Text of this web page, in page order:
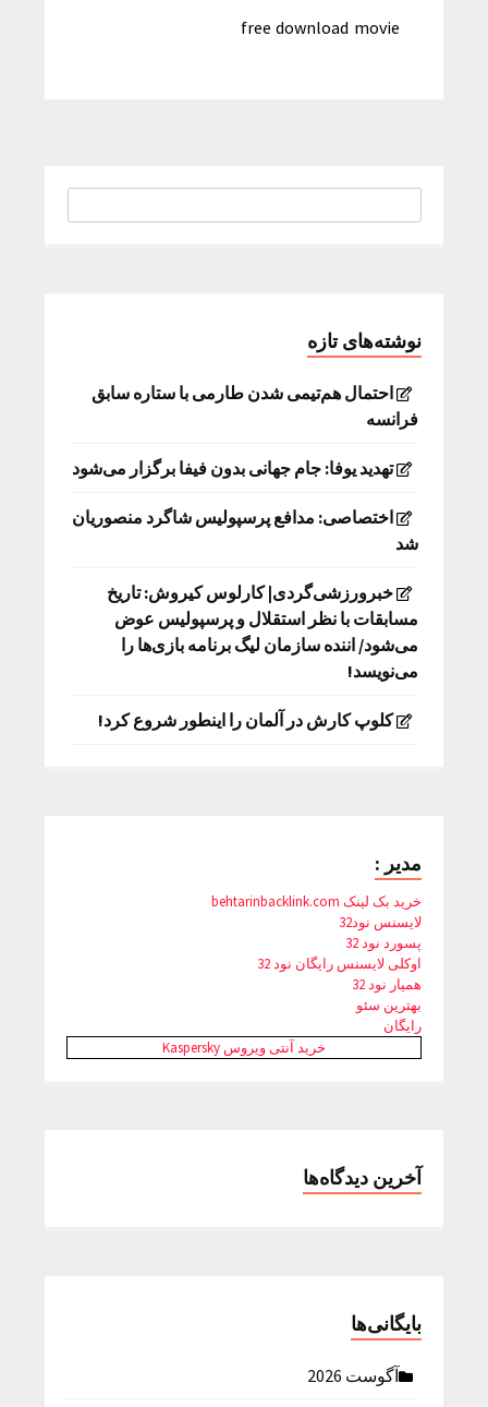
free download movie
نوشته‌های تازه
احتمال هم‌تیمی شدن طارمی با ستاره سابق
فرانسه
تهدید یوفا: جام جهانی بدون فیفا برگزار می‌شود
اختصاصی: مدافع پرسپولیس شاگرد منصوریان
شد
خبرورزشی‌گردی| کارلوس کیروش: تاریخ
مسابقات با نظر استقلال و پرسپولیس عوض
می‌شود/ اننده سازمان لیگ برنامه بازی‌ها را
می‌نویسد!
کلوپ کارش در آلمان را اینطور شروع کرد!
مدیر :
خرید بک لینک behtarinbacklink.com
لایسنس نود32
پسورد نود 32
اوکلی لایسنس رایگان نود 32
همیار نود 32
بهترین سئو
رایگان
خرید آنتی ویروس Kaspersky
آخرین دیدگاه‌ها
بایگانی‌ها
آگوست 2026